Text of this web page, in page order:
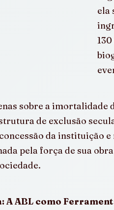
ela
sobre a imortalidade
de exclusão
da instituição
pela força de sua
A ABL como